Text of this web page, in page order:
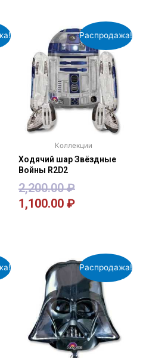
Распродажа!
Коллекции
Ходячий шар Звёздные
Войны R2D2
2,200.00₽
1,100.00 ₽
Распродажа!